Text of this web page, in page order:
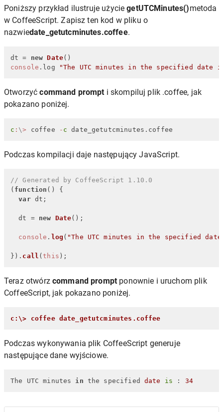
Poniższy przykład ilustruje użyciegetUTCMinutes()metoda
w CoffeeScript. Zapisz ten kod w pliku o
nazwiedate_getutcminutes.coffee.
dt = new Date
console . log "The UTC minutes in the specified date
Otworzyćcommand prompt i skompiluj plik .coffee, jak
pokazano poniżej.
c : \> coffee - c date_getutcminutes.coffee
Podczas kompilacji daje następujący JavaScript.
// Generated by CoffeeScript 1.10.0
( function ( ) {
var dt;
  dt =
new Date();
console . log ( "The UTC minutes in the specified
}). call (this );
Teraz otwórz command prompt ponownie i uruchom plik
CoffeeScript, jak pokazano poniżej.
c:\> coffee date_getutcminutes.coffee
Podczas wykonywania plik CoffeeScript generuje
następujące dane wyjściowe.
The UTC minutes in the specified date is : 34